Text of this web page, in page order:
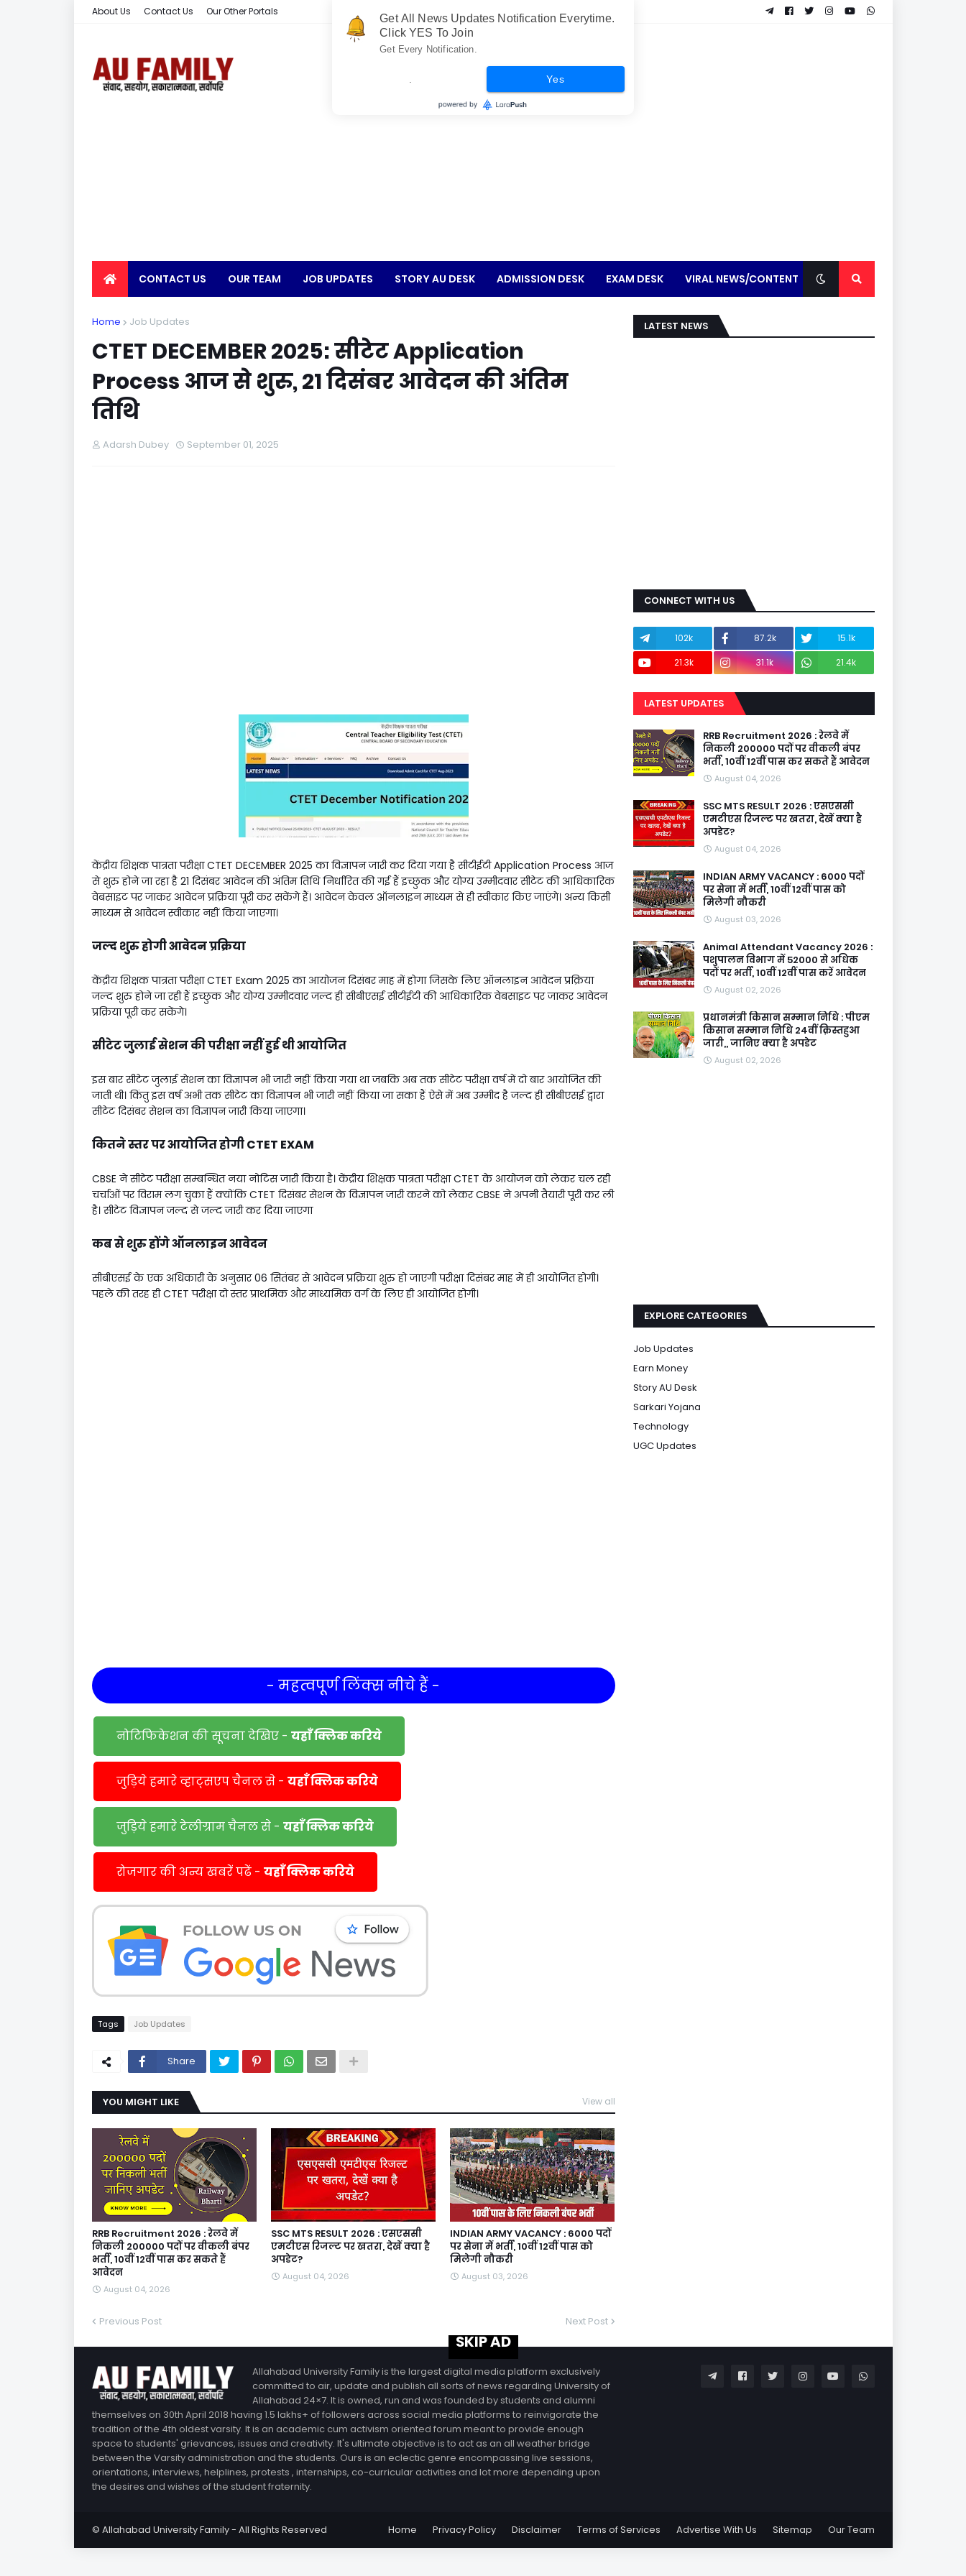
About Us Contact Us Our Other Portals
CONTACT US OUR TEAM JOB UPDATES STORY AU DESK ADMISSION DESK EXAM DESK VIRAL NEWS/CONTENT
EARN MONEY
Home Job Updates
CTET DECEMBER 2025: सीटेट Application
Process आज से शुरु, 21 दिसंबर आवेदन की अंतिम
तिथि
Adarsh Dubey September 01, 2025
केंद्रीय शिक्षक पात्रता परीक्षा CTET DECEMBER 2025 का विज्ञापन जारी कर दिया गया है सीटीईटी Application Process आज
से शुरु होने जा रहा है 21 दिसंबर आवेदन की अंतिम तिथि निर्धारित की गई हैं इच्छुक और योग्य उम्मीदवार सीटेट की आधिकारिक
वेबसाइट पर जाकर आवेदन प्रक्रिया पूरी कर सकेंगे हैं। आवेदन केवल ऑनलाइन माध्यम से ही स्वीकार किए जाएंगे। अन्य किसी
माध्यम से आवेदन स्वीकार नहीं किया जाएगा।
जल्द शुरु होगी आवेदन प्रक्रिया
केंद्रीय शिक्षक पात्रता परीक्षा CTET Exam 2025 का आयोजन दिसंबर माह में होगा जिसके लिए ऑनलाइन आवेदन प्रक्रिया
जल्द शुरु होने जा रही हैं इच्छुक और योग्य उम्मीदवार जल्द ही सीबीएसई सीटीईटी की आधिकारिक वेबसाइट पर जाकर आवेदन
प्रक्रिया पूरी कर सकेंगे।
सीटेट जुलाई सेशन की परीक्षा नहीं हुई थी आयोजित
इस बार सीटेट जुलाई सेशन का विज्ञापन भी जारी नहीं किया गया था जबकि अब तक सीटेट परीक्षा वर्ष में दो बार आयोजित की
जाती थी। किंतु इस वर्ष अभी तक सीटेट का विज्ञापन भी जारी नहीं किया जा सका हैं ऐसे में अब उम्मीद है जल्द ही सीबीएसई द्वारा
सीटेट दिसंबर सेशन का विज्ञापन जारी किया जाएगा।
कितने स्तर पर आयोजित होगी CTET EXAM
CBSE ने सीटेट परीक्षा सम्बन्धित नया नोटिस जारी किया है। केंद्रीय शिक्षक पात्रता परीक्षा CTET के आयोजन को लेकर चल रही
चर्चाओं पर विराम लग चुका हैं क्योंकि CTET दिसंबर सेशन के विज्ञापन जारी करने को लेकर CBSE ने अपनी तैयारी पूरी कर ली
है। सीटेट विज्ञापन जल्द से जल्द जारी कर दिया जाएगा
कब से शुरु होंगे ऑनलाइन आवेदन
सीबीएसई के एक अधिकारी के अनुसार 06 सितंबर से आवेदन प्रक्रिया शुरु हो जाएगी परीक्षा दिसंबर माह में ही आयोजित होगी।
पहले की तरह ही CTET परीक्षा दो स्तर प्राथमिक और माध्यमिक वर्ग के लिए ही आयोजित होगी।
- महत्वपूर्ण लिंक्स नीचे हैं -
नोटिफिकेशन की सूचना देखिए - यहाँ क्लिक करिये
जुड़िये हमारे व्हाट्सएप चैनल से - यहाँ क्लिक करिये
जुड़िये हमारे टेलीग्राम चैनल से - यहाँ क्लिक करिये
रोजगार की अन्य खबरें पढें - यहाँ क्लिक करिये
Tags Job Updates
Share
YOU MIGHT LIKE View all
RRB Recruitment 2026 : रेलवे में
निकली 200000 पदों पर वीकली बंपर
भर्ती, 10वीं 12वीं पास कर सकते हैं
आवेदन
August 04, 2026
SSC MTS RESULT 2026 : एसएससी
एमटीएस रिजल्ट पर खतरा, देखें क्या है
अपडेट?
August 04, 2026
INDIAN ARMY VACANCY : 6000 पदों
पर सेना में भर्ती, 10वीं 12वीं पास को
मिलेगी नौकरी
August 03, 2026
Previous Post Next Post
LATEST NEWS
CONNECT WITH US
102k 87.2k
15.1k
21.3k
31.1k 21.4k
LATEST UPDATES
RRB Recruitment 2026 : रेलवे में
निकली 200000 पदों पर वीकली बंपर
भर्ती, 10वीं 12वीं पास कर सकते हैं आवेदन
August 04, 2026
SSC MTS RESULT 2026 : एसएससी
एमटीएस रिजल्ट पर खतरा, देखें क्या है
अपडेट?
August 04, 2026
INDIAN ARMY VACANCY : 6000 पदों
पर सेना में भर्ती, 10वीं 12वीं पास को
मिलेगी नौकरी
August 03, 2026
Animal Attendant Vacancy 2026 :
पशुपालन विभाग में 52000 से अधिक
पदों पर भर्ती, 10वीं 12वीं पास करें आवेदन
August 02, 2026
प्रधानमंत्री किसान सम्मान निधि : पीएम
किसान सम्मान निधि 24वीं क़िस्तहुआ
जारी,, जानिए क्या है अपडेट
August 02, 2026
EXPLORE CATEGORIES
Job Updates
Earn Money
Story AU Desk
Sarkari Yojana
Technology
UGC Updates
Allahabad University Family is the largest digital media platform exclusively
committed to air, update and publish all sorts of news regarding University of
Allahabad 24×7. It is owned, run and was founded by students and alumni
themselves on 30th April 2018 having 1.5 lakhs+ of followers across social media platforms to reinvigorate the
tradition of the 4th oldest varsity. It is an academic cum activism oriented forum meant to provide enough
space to students' grievances, issues and creativity. It's ultimate objective is to act as an all weather bridge
between the Varsity administration and the students. Ours is an eclectic genre encompassing live sessions,
orientations, interviews, helplines, protests , internships, co-curricular activities and lot more depending upon
the desires and wishes of the student fraternity.
© Allahabad University Family - All Rights Reserved Home Privacy Policy Disclaimer Terms of Services Advertise With Us Sitemap Our Team
SKIP AD
Get All News Updates Notification Everytime.
Click YES To Join
Get Every Notification.
Yes